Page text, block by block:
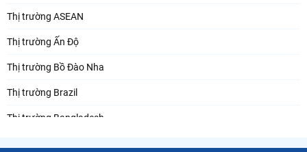
Thị trường ASEAN
Thị trường Ấn Độ
Thị trường Bồ Đào Nha
Thị trường Brazil
Thị trường Bangladesh